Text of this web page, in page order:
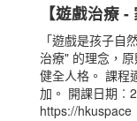
【遊戲治療 -
「遊戲是孩子
治療" 的理念，
健全人格。 課程
加。 開課日期
https://hkuspace